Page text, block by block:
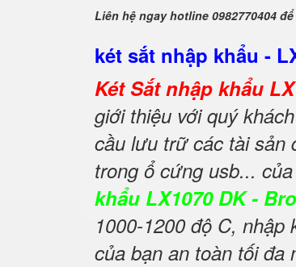
Liên hệ ngay hotline 0982770404
két sắt nhập khẩu -
Két Sắt nhập khẩu
giới thiệu với quý
cầu lưu trữ các tài sản
trong ổ cứng usb...
khẩu LX1070 DK -
1000-1200 độ C,
của bạn an toàn tối đa